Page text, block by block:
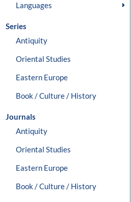
Languages
Series
Antiquity
Oriental Studies
Eastern Europe
Book / Culture / History
Journals
Antiquity
Oriental Studies
Eastern Europe
Book / Culture / History